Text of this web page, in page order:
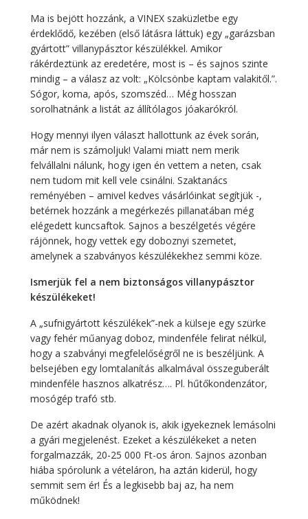
Ma is bejött hozzánk, a VINEX szaküzletbe egy
érdeklődő, kezében (első látásra láttuk) egy „garázsban
gyártott” villanypásztor készülékkel. Amikor
rákérdeztünk az eredetére, most is – és sajnos szinte
mindig – a válasz az volt: „Kölcsönbe kaptam valakitől.”.
Sógor, koma, após, szomszéd… Még hosszan
sorolhatnánk a listát az állítólagos jóakarókról.
Hogy mennyi ilyen választ hallottunk az évek során,
már nem is számoljuk! Valami miatt nem merik
felvállalni nálunk, hogy igen én vettem a neten, csak
nem tudom mit kell vele csinálni. Szaktanács
reményében – amivel kedves vásárlóinkat segítjük -,
betérnek hozzánk a megérkezés pillanatában még
elégedett kuncsaftok. Sajnos a beszélgetés végére
rájönnek, hogy vettek egy doboznyi szemetet,
amelynek a szabványos készülékekhez semmi köze.
Ismerjük fel a nem biztonságos villanypásztor
készülékeket!
A „sufnigyártott készülékek”-nek a külseje egy szürke
vagy fehér műanyag doboz, mindenféle felirat nélkül,
hogy a szabványi megfelelőségről ne is beszéljünk. A
belsejében egy lomtalanítás alkalmával összeguberált
mindenféle hasznos alkatrész…. Pl. hűtőkondenzátor,
mosógép trafó stb.
De azért akadnak olyanok is, akik igyekeznek lemásolni
a gyári megjelenést. Ezeket a készülékeket a neten
forgalmazzák, 20-25 000 Ft-os áron. Sajnos azonban
hiába spórolunk a vételáron, ha aztán kiderül, hogy
semmit sem ér! És a legkisebb baj az, ha nem
működnek!